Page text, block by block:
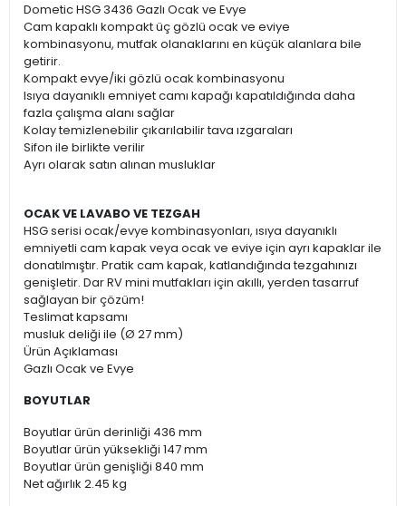
Dometic HSG 3436 Gazlı Ocak ve Evye
Cam kapaklı kompakt üç gözlü ocak ve eviye
kombinasyonu, mutfak olanaklarını en küçük alanlara bile
getirir.
Kompakt evye/iki gözlü ocak kombinasyonu
Isıya dayanıklı emniyet camı kapağı kapatıldığında daha
fazla çalışma alanı sağlar
Kolay temizlenebilir çıkarılabilir tava ızgaraları
Sifon ile birlikte verilir
Ayrı olarak satın alınan musluklar
OCAK VE LAVABO VE TEZGAH
HSG serisi ocak/evye kombinasyonları, ısıya dayanıklı
emniyetli cam kapak veya ocak ve eviye için ayrı kapaklar ile
donatılmıştır. Pratik cam kapak, katlandığında tezgahınızı
genişletir. Dar RV mini mutfakları için akıllı, yerden tasarruf
sağlayan bir çözüm!
Teslimat kapsamı
musluk deliği ile (Ø 27 mm)
Ürün Açıklaması
Gazlı Ocak ve Evye
BOYUTLAR
Boyutlar ürün derinliği 436 mm
Boyutlar ürün yüksekliği 147 mm
Boyutlar ürün genişliği 840 mm
Net ağırlık 2.45 kg